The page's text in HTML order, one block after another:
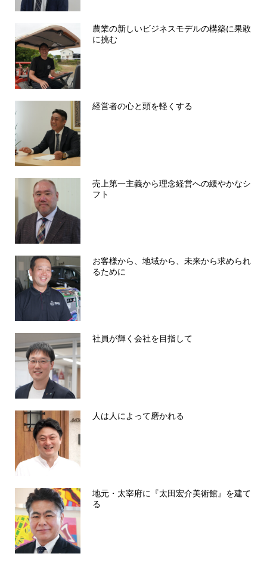
農業の新しいビジネスモデルの構築に果敢
に挑む
経営者の心と頭を軽くする
売上第一主義から理念経営への緩やかなシ
フト
お客様から、地域から、未来から求められ
るために
社員が輝く会社を目指して
人は人によって磨かれる
地元・太宰府に『太田宏介美術館』を建て
る